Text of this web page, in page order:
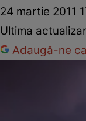
24 martie 2011
Ultima
Adaugă-ne